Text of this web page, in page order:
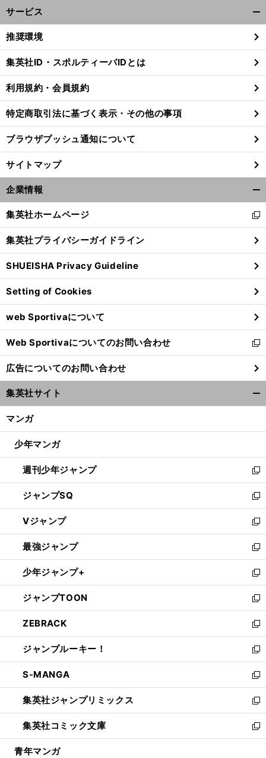
サービス
閉
る
推奨環境
集英社ID・スポルティーバIDとは
利用規約・会員規約
特定商取引法に基づく表示・その他の事項
ブラウザプッシュ通知について
サイトマップ
企業情報
閉
る
集英社ホームページ
新
し
い
ウ
ィ
ン
ド
ウ
で
開
く
集英社プライバシーガイドライン
SHUEISHA Privacy Guideline
Setting of Cookies
web Sportivaについて
Web Sportivaについてのお問い合わせ
新
し
い
ウ
ィ
ン
ウ
開
く
広告についてのお問い合わせ
集英社サイト
マンガ
少年マンガ
週刊少年ジャンプ
新
し
い
ウ
ィ
ン
ド
ウ
で
開
く
ジャンプSQ
新
し
い
ウ
ィ
ン
ド
ウ
で
開
く
Vジャンプ
新
し
い
ウ
ィ
ン
ド
ウ
で
開
く
最強ジャンプ
新
し
い
ウ
ィ
ン
ド
ウ
で
開
く
少年ジャンプ+
新
し
い
ウ
ィ
ン
ド
ウ
で
開
く
ジャンプTOON
新
し
い
ウ
ィ
ン
ド
ウ
で
開
く
ZEBRACK
新
し
い
ウ
ィ
ン
ド
ウ
で
開
ジャンプルーキー！
新
し
い
ウ
ィ
ン
ド
ウ
S-MANGA
新
し
い
ウ
ィ
ン
集英社ジャンプリミックス
新
し
い
ウ
集英社コミック文庫
新
し
青年マンガ